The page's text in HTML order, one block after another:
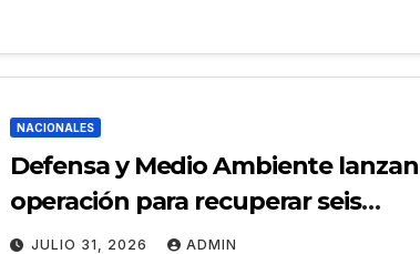
NACIONALES
Defensa y Medio Ambiente lanzan
operación para recuperar seis
áreas protegidas del país
JULIO 31, 2026 ADMIN